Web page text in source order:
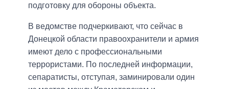
подготовку для обороны объекта.
В ведомстве подчеркивают, что сейчас в
Донецкой области правоохранители и армия
имеют дело с профессиональными
террористами. По последней информации,
сепаратисты, отступая, заминировали один